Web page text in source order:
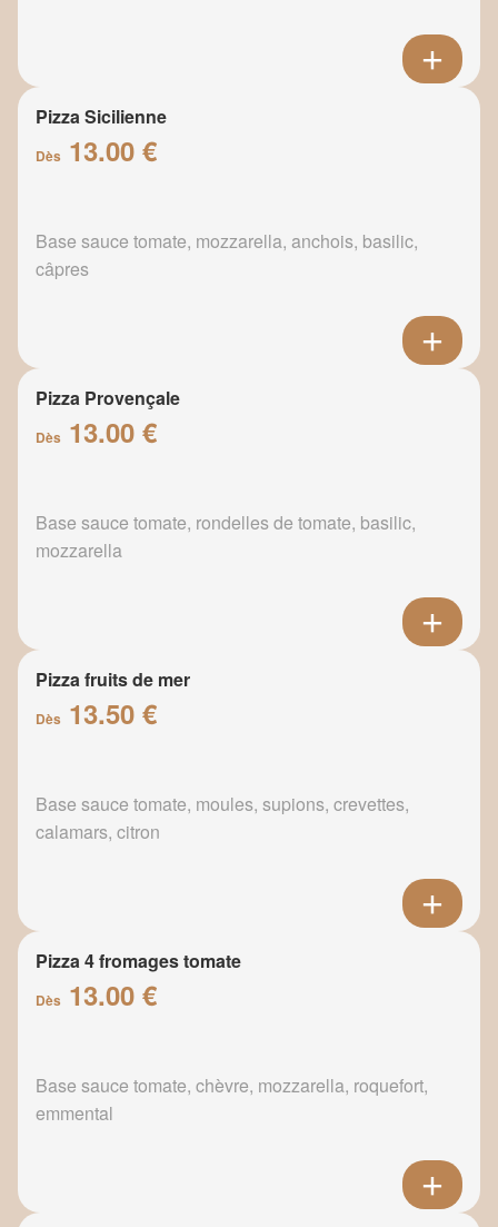
Pizza Sicilienne
Dès 13.00 €
Base sauce tomate, mozzarella, anchois, basilic,
câpres
Pizza Provençale
Dès 13.00 €
Base sauce tomate, rondelles de tomate, basilic,
mozzarella
Pizza fruits de mer
Dès 13.50 €
Base sauce tomate, moules, supions, crevettes,
calamars, citron
Pizza 4 fromages tomate
Dès 13.00 €
Base sauce tomate, chèvre, mozzarella, roquefort,
emmental